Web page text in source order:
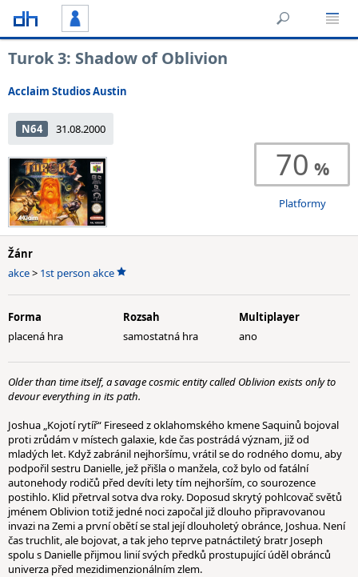
Turok 3: Shadow of Oblivion
Acclaim Studios Austin
N64 31.08.2000
70
Platformy
Žánr
akce> 1st person akce
Forma
placená hra
Rozsah
samostatná hra
Multiplayer
ano
Older than time itself, a savage cosmic entity called Oblivion exists only to
devour everything in its path.
Joshua „Kojotí rytíř“ Fireseed z oklahomského kmene Saquinů bojoval
proti zrůdám v místech galaxie, kde čas postrádá význam, již od
mladých let. Když zabránil nejhoršímu, vrátil se do rodného domu, aby
podpořil sestru Danielle, jež přišla o manžela, což bylo od fatální
autonehody rodičů před devíti lety tím nejhorším, co sourozence
postihlo. Klid přetrval sotva dva roky. Doposud skrytý pohlcovač světů
jménem Oblivion totiž jedné noci započal již dlouho připravovanou
invazi na Zemi a první obětí se stal její dlouholetý obránce, Joshua. Není
čas truchlit, ale bojovat, a tak jeho teprve patnáctiletý bratr Joseph
spolu s Danielle přijmou linií svých předků prostupující úděl obránců
univerza před mezidimenzionálním zlem.